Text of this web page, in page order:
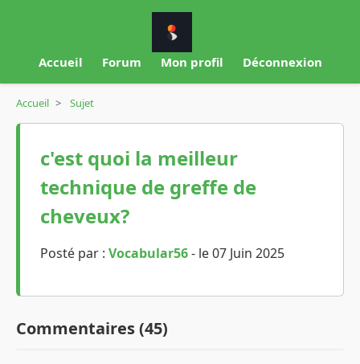
Accueil Forum Mon profil Déconnexion
Accueil > Sujet
c'est quoi la meilleur
technique de greffe de
cheveux?
Posté par : Vocabular56- le 07 Juin 2025
Commentaires (45)